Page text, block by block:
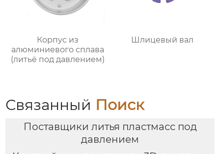
Корпус из
алюминиевого сплава
(литьё под давлением)
Шлицевый вал
Связанный Поиск
Поставщики литья пластмасс под
давлением